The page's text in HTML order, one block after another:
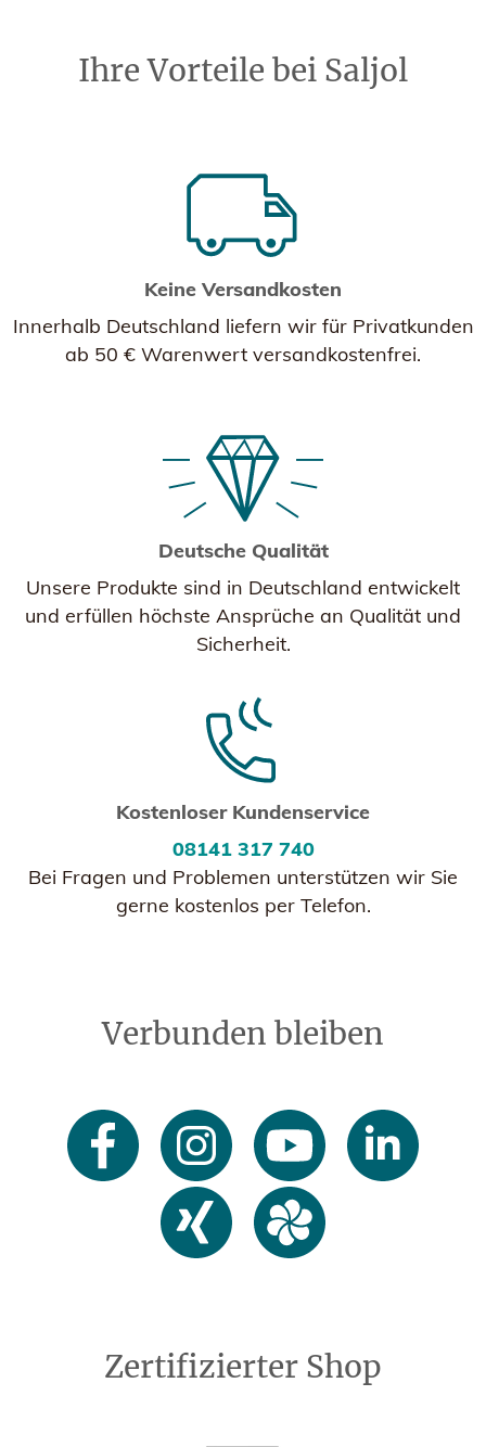
Ihre Vorteile bei Saljol
Keine Versandkosten
Innerhalb Deutschland liefern wir für Privatkunden
ab 50 € Warenwert versandkostenfrei.
Deutsche Qualität
Unsere Produkte sind in Deutschland entwickelt
und erfüllen höchste Ansprüche an Qualität und
Sicherheit.
Kostenloser Kundenservice
08141 317 740
Bei Fragen und Problemen unterstützen wir Sie
gerne kostenlos per Telefon.
Verbunden bleiben
Zertifizierter Shop